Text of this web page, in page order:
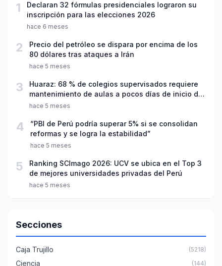
1
Declaran 32 fórmulas presidenciales lograron su
inscripción para las elecciones 2026
hace 6 meses
2
Precio del petróleo se dispara por encima de los
80 dólares tras ataques a Irán
hace 5 meses
3
Huaraz: 68 % de colegios supervisados requiere
mantenimiento de aulas a pocos días de inicio del
año escolar 2026
hace 5 meses
4
“PBI de Perú podría superar 5% si se consolidan
reformas y se logra la estabilidad”
hace 5 meses
5
Ranking SCImago 2026: UCV se ubica en el Top 3
de mejores universidades privadas del Perú
hace 5 meses
Secciones
Caja Trujillo (5218)
Ciencia (144)